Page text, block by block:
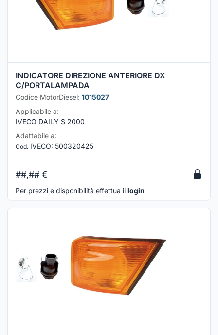
INDICATORE DIREZIONE ANTERIORE DX
C/PORTALAMPADA
Codice MotorDiesel: 1015027
Applicabile a:
IVECO DAILY S 2000
Adattabile a:
Cod. IVECO: 500320425
##,## €
Per prezzi e disponibilità effettua il login